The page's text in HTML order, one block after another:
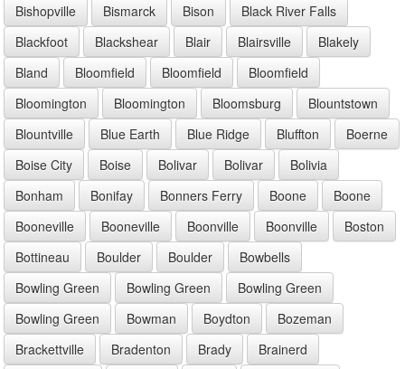
Bishopville
Bismarck Bison
Black River Falls
Blackfoot
Blackshear Blair Blairsville
Blakely
Bland
Bloomfield Bloomfield
Bloomfield
Bloomington
Bloomington Bloomsburg
Blountstown
Blountville
Blue Earth Blue Ridge Bluffton
Boerne
Boise City
Boise Bolivar Bolivar
Bolivia
Bonham
Bonifay Bonners Ferry Boone
Boone
Booneville
Booneville Boonville Boonville
Boston
Bottineau
Boulder Boulder
Bowbells
Bowling Green
Bowling Green
Bowling Green
Bowling Green
Bowman Boydton
Bozeman
Brackettville
Bradenton Brady
Brainerd